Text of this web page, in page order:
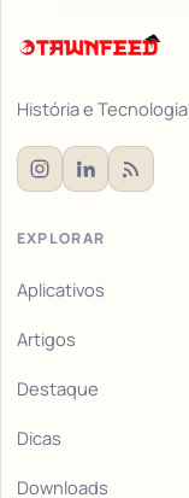
História e Tecnologia
EXPLORAR
Aplicativos
Artigos
Destaque
Dicas
Downloads